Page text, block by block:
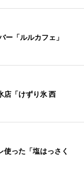
ー「ルルカフェ」
店「けずり氷 西
使った「塩はっさく